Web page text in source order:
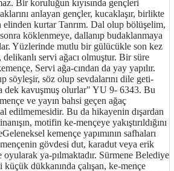
Bir koruluğun kıyısında gençleri
anlayan gençler, kucaklaşır, birlikte
elinden kurtar Tanrım. Dal olup bölüşelim,
köklenmeye, dallanıp budaklanmaya
Yüzlerinde mutlu bir gülücükle son kez
servi ağacı olmuştur. Bir süre
Servi ağa-cından da yay yapılır.
söyleşir, söz olup sevdalarını dile geti-
dek kavuşmuş olurlar" YU 9- 6343. Bu
ve yayın bahsi geçen ağaç
edilmemesidir. Bu da hikayenin dışardan
motifin ke-mençeye yakıştırıldığını
kemençe yapımının safhaları
gövdesi dut, karadut veya erik
oyularak ya-pılmaktadır. Sürmene Belediye
küçük dükkanında çalışan, ke-mençe